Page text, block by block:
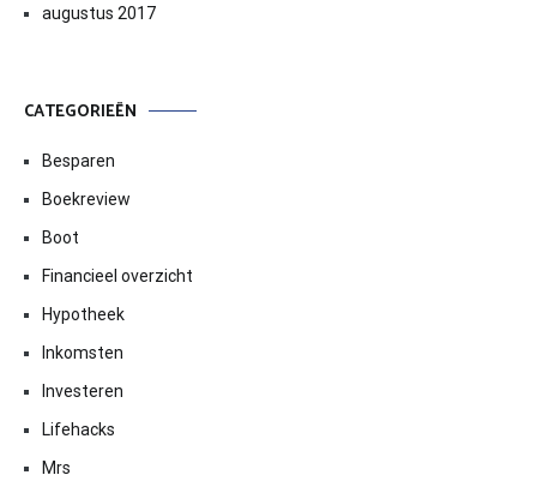
augustus 2017
CATEGORIEËN
Besparen
Boekreview
Boot
Financieel overzicht
Hypotheek
Inkomsten
Investeren
Lifehacks
Mrs